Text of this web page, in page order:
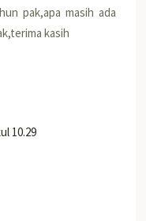
pak,apa masih ada
kasih
10.29